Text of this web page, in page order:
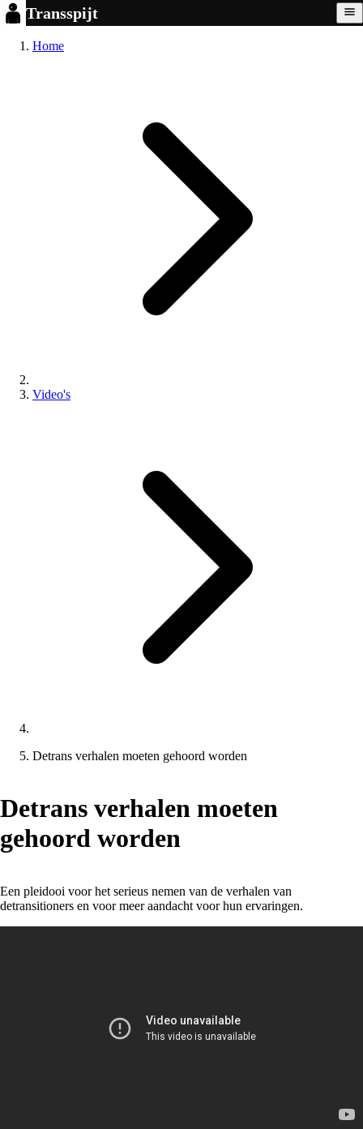
Transspijt
Home
Video's
Detrans verhalen moeten gehoord worden
Detrans verhalen moeten
gehoord worden
Een pleidooi voor het serieus nemen van de verhalen van
detransitioners en voor meer aandacht voor hun ervaringen.